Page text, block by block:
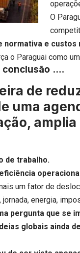
O
normativa e custos
o Paraguai como
conclusão ….
de
uma
de trabalho.
um fator de
energia,
pergunta que se
globais ainda